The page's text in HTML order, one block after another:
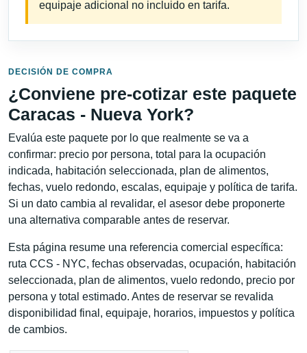
equipaje adicional no incluido en tarifa.
DECISIÓN DE COMPRA
¿Conviene pre-cotizar este paquete
Caracas - Nueva York?
Evalúa este paquete por lo que realmente se va a
confirmar: precio por persona, total para la ocupación
indicada, habitación seleccionada, plan de alimentos,
fechas, vuelo redondo, escalas, equipaje y política de tarifa.
Si un dato cambia al revalidar, el asesor debe proponerte
una alternativa comparable antes de reservar.
Esta página resume una referencia comercial específica:
ruta CCS - NYC, fechas observadas, ocupación, habitación
seleccionada, plan de alimentos, vuelo redondo, precio por
persona y total estimado. Antes de reservar se revalida
disponibilidad final, equipaje, horarios, impuestos y política
de cambios.